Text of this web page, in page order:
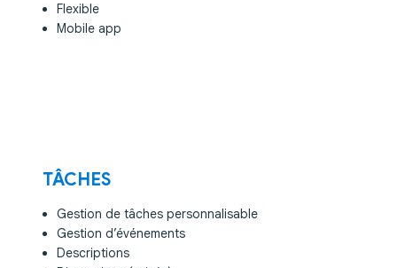
Flexible
Mobile app
TÂCHES
Gestion de tâches personnalisable
Gestion d’événements
Descriptions